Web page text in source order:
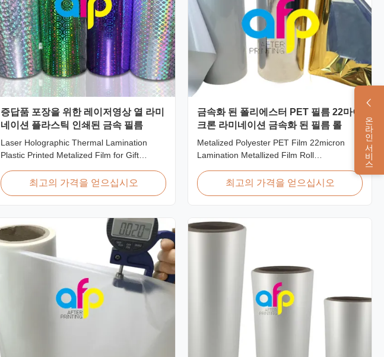
온라인 서비스
증답품 포장을 위한 레이저영상 열 라미
네이션 플라스틱 인쇄된 금속 필름
Laser Holographic Thermal Lamination
Plastic Printed Metalized Film for Gift
Film Laser Holographic Thermal Lamination
Plastic Printed Metalized Film offers a broad
laser holographic lamination film makes
packaging ...
최고의 가격을 얻으십시오
금속화 된 폴리에스터 PET 필름 22마이
크론 라미네이션 금속화 된 필름 롤
Metalized Polyester PET Film 22micron
Lamination Metallized Film Roll
Supported Metalized Polyester PET Film for
Thermal Lamination Polyester PET
printing, screen ...
최고의 가격을 얻으십시오